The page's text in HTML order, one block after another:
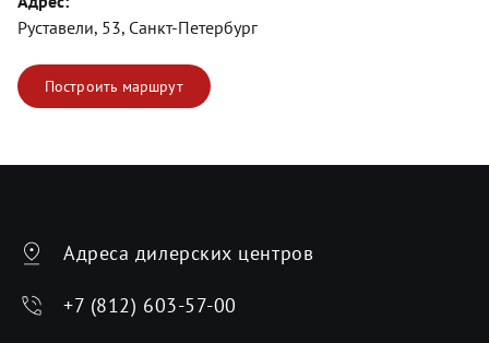
Руставели, 53, Санкт-Петербург
Построить маршрут
Адреса дилерских центров
+7 (812) 603-57-00